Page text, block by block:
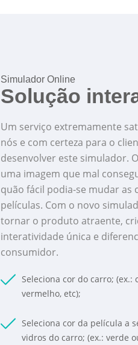
Simulador Online
Solução
Um serviço extremamente
nós e com certeza para o
desenvolver este simulador.
uma imagem que mal
quão fácil podia-se mudar as
películas. Com o novo
tornar o produto atraente,
interatividade única e
consumidor.
Seleciona cor do carro; (ex.:
vermelho, etc);
Seleciona cor da película a
vidros do carro; (ex.: verde